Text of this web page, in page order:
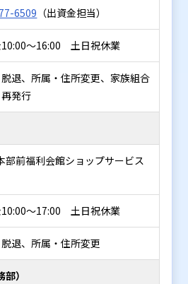
6509 （出資金担当）
10:00～16:00 土日祝休業
退、所属・住所変更、家族組合
発行
部前福利会館ショップサービス
10:00～17:00 土日祝休業
退、所属・住所変更
）